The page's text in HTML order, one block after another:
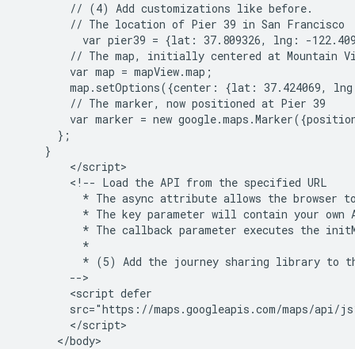
        // (4) Add customizations like before.
        // The location of Pier 39 in San Francisco
var pier39 = {lat: 37.809326, lng: -
// The map, initially centered at Mountain
        var map = mapView.map;
map.setOptions({center: {lat: 37.424069,
        // The marker, now positioned at Pier 39
var marker = new
      };
    }
        </script>
        <!-- Load the API from the specified URL
* The async attribute allows the browser
* The key parameter will contain your own
* The callback parameter executes the
          *
* (5) Add the journey sharing library to
        -->
        <script defer
src="https://maps.googleapis.com/maps/api/
        </script>
      </body>